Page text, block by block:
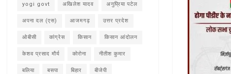
yogi govt अखिलेश यादव अनुप्रिया पटेल
अपना दल (एस) आजमगढ़ उत्तर प्रदेश
ओबीसी कांग्रेस किसान किसान आंदोलन
केशव प्रसाद मौर्य कोरोना नीतीश कुमार
बलिया बसपा बिहार बीजेपी